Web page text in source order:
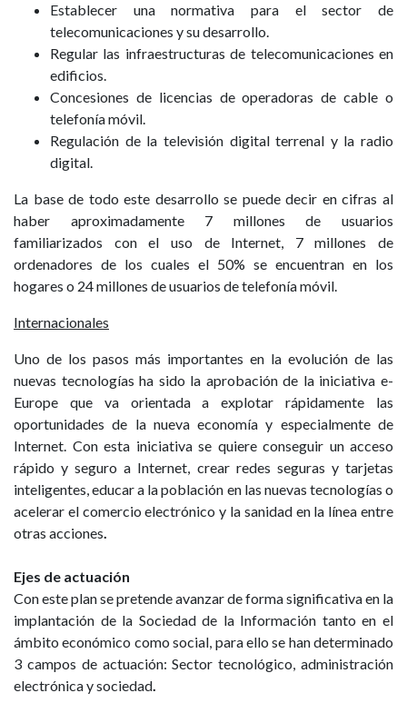
Establecer una normativa para el sector de
telecomunicaciones y su desarrollo.
Regular las infraestructuras de telecomunicaciones en
edificios.
Concesiones de licencias de operadoras de cable o
telefonía móvil.
Regulación de la televisión digital terrenal y la radio
digital.
La base de todo este desarrollo se puede decir en cifras al
haber aproximadamente 7 millones de usuarios
familiarizados con el uso de Internet, 7 millones de
ordenadores de los cuales el 50% se encuentran en los
hogares o 24 millones de usuarios de telefonía móvil.
Internacionales
Uno de los pasos más importantes en la evolución de las
nuevas tecnologías ha sido la aprobación de la iniciativa e-
Europe que va orientada a explotar rápidamente las
oportunidades de la nueva economía y especialmente de
Internet. Con esta iniciativa se quiere conseguir un acceso
rápido y seguro a Internet, crear redes seguras y tarjetas
inteligentes, educar a la población en las nuevas tecnologías o
acelerar el comercio electrónico y la sanidad en la línea entre
otras acciones.
Ejes de actuación
Con este plan se pretende avanzar de forma significativa en la
implantación de la Sociedad de la Información tanto en el
ámbito económico como social, para ello se han determinado
3 campos de actuación: Sector tecnológico, administración
electrónica y sociedad.